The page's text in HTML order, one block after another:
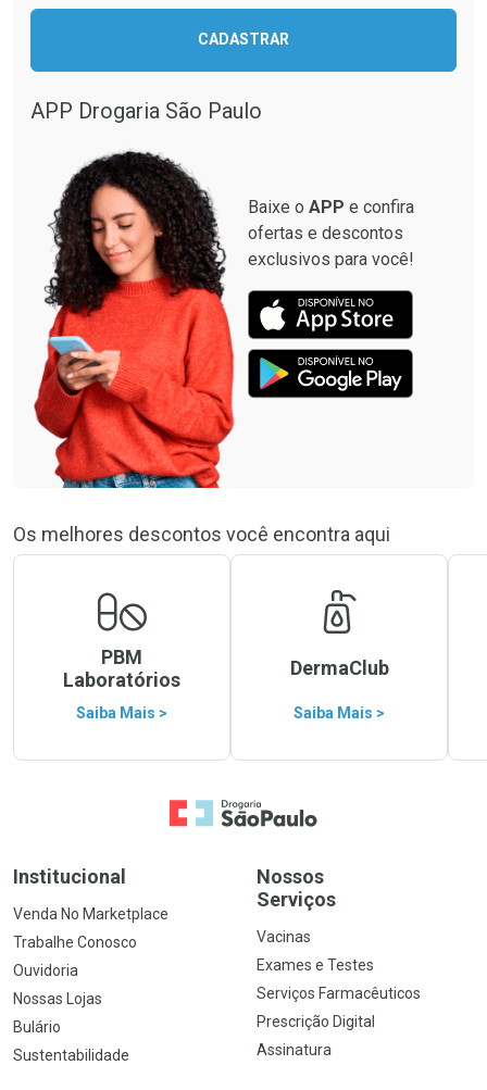
Comprar sem Desconto
Por R$ 664,02/cada
Comprar sem Desconto
Ativar Desconto
Comprar sem Desconto
CADASTRAR
APP Drogaria São Paulo
Baixe o APP e confira
ofertas e descontos
exclusivos para você!
Os melhores descontos você encontra aqui
PBM
Laboratórios
Saiba Mais >
DermaClub
Saiba Mais >
Ir para a Home
Institucional
Venda No Marketplace
Trabalhe Conosco
Ouvidoria
Nossas Lojas
Bulário
Sustentabilidade
Nossos
Serviços
Vacinas
Exames e Testes
Serviços Farmacêuticos
Prescrição Digital
Assinatura